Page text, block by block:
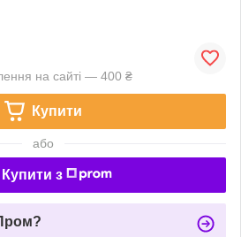
на сайті — 400 ₴
Купити
або
Купити з